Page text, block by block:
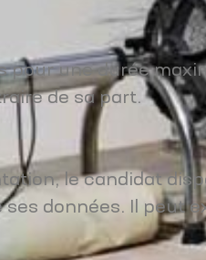
pour une durée
de sa part.
le candidat
données. Il peut